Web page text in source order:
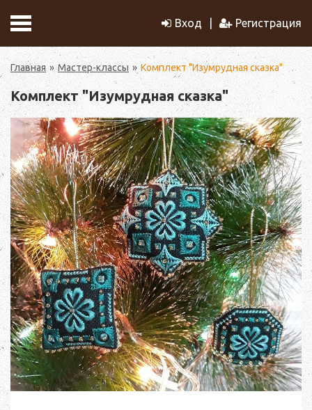
Вход Регистрация
Главная Мастер-классы Комплект "Изумрудная сказка"
Комплект "Изумрудная сказка"